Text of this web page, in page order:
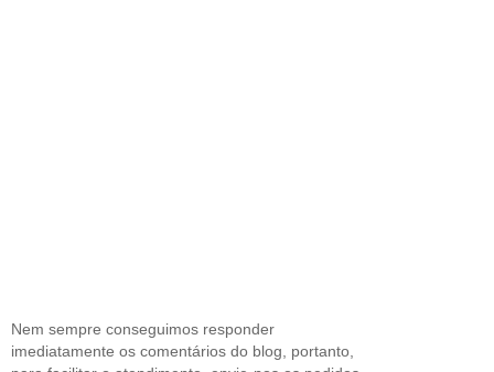
Nem sempre conseguimos responder
imediatamente os comentários do blog, portanto,